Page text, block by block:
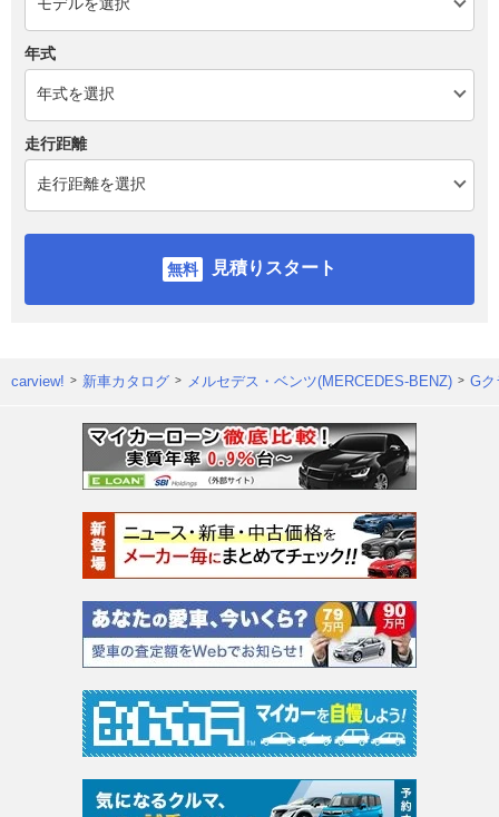
年式
走行距離
見積りスタート
carview! 新車カタログ メルセデス・ベンツ(MERCEDES-BENZ) Gク